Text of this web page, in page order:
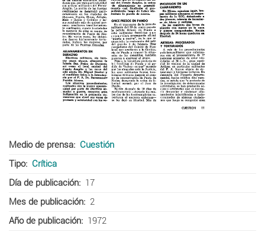
Medio de prensa
Cuestión
Tipo
Crítica
Día de publicación
17
Mes de publicación
2
Año de publicación
1972